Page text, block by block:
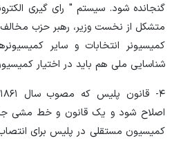
گنجانده شود. سیستم " رای گیری
متشکل از نخست وزیر، رهبر حزب
کمیسیونر انتخابات و سایر
شناسایی ملی هم باید در اختیار
اصلاح شود و یک قانون و خط مشی
کمیسیون مستقلی در پلیس برای